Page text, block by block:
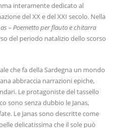
interamente dedicato al
del XX e del XXI secolo. Nella
– Poemetto per flauto e chitarra
del periodo natalizio dello scorso
che fa della Sardegna un mondo
abbraccia narrazioni epiche,
Le protagoniste del tassello
sono senza dubbio le Janas,
Le Janas sono descritte come
delicatissima che il sole può